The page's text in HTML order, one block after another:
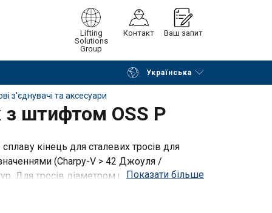
Lifting
Solutions
Group
Контакт Ваш запит
Українська
Continue Request quotation
з'єднувачі та аксесуари
з штифтом OSS Р
кінець для сталевих тросів для
(Charpy-V > 42 Джоуля /
Для тросів діаметром 6 - 203 мм (1/4" -
Показати більше